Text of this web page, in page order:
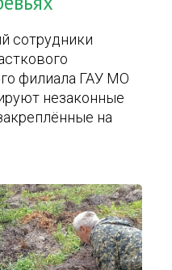
сотрудники
филиала ГАУ МО
незаконные
на